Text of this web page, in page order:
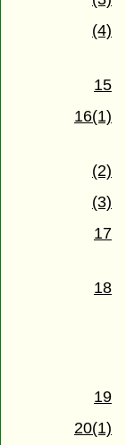
(4)
15
16(1)
(2)
(3)
17
18
19
20(1)